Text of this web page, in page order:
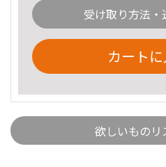
受け取り方法・
カート
欲しいものリ